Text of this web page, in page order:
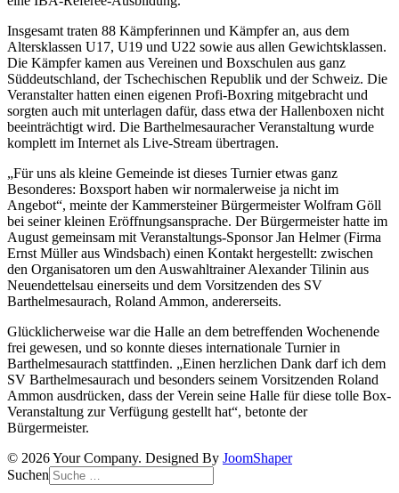
Insgesamt traten 88 Kämpferinnen und Kämpfer an, aus dem
Altersklassen U17, U19 und U22 sowie aus allen Gewichtsklassen.
Die Kämpfer kamen aus Vereinen und Boxschulen aus ganz
Süddeutschland, der Tschechischen Republik und der Schweiz. Die
Veranstalter hatten einen eigenen Profi-Boxring mitgebracht und
sorgten auch mit unterlagen dafür, dass etwa der Hallenboxen nicht
beeinträchtigt wird. Die Barthelmesauracher Veranstaltung wurde
komplett im Internet als Live-Stream übertragen.
„Für uns als kleine Gemeinde ist dieses Turnier etwas ganz
Besonderes: Boxsport haben wir normalerweise ja nicht im
Angebot“, meinte der Kammersteiner Bürgermeister Wolfram Göll
bei seiner kleinen Eröffnungsansprache. Der Bürgermeister hatte im
August gemeinsam mit Veranstaltungs-Sponsor Jan Helmer (Firma
Ernst Müller aus Windsbach) einen Kontakt hergestellt: zwischen
den Organisatoren um den Auswahltrainer Alexander Tilinin aus
Neuendettelsau einerseits und dem Vorsitzenden des SV
Barthelmesaurach, Roland Ammon, andererseits.
Glücklicherweise war die Halle an dem betreffenden Wochenende
frei gewesen, und so konnte dieses internationale Turnier in
Barthelmesaurach stattfinden. „Einen herzlichen Dank darf ich dem
SV Barthelmesaurach und besonders seinem Vorsitzenden Roland
Ammon ausdrücken, dass der Verein seine Halle für diese tolle Box-
Veranstaltung zur Verfügung gestellt hat“, betonte der
Bürgermeister.
© 2026 Your Company. Designed By JoomShaper
Suchen